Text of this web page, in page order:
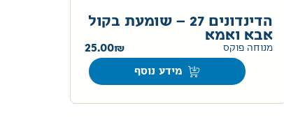
הדינדונים 27 – שומעת בקול
אבא ואמא
מנוחה פוקס 25.00
מידע נוסף